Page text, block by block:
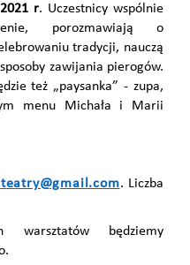
r. Uczestnicy wspólnie
porozmawiają o
tradycji, nauczą
zawijania pierogów.
też „paysanka” - zupa,
menu Michała i Marii
. Liczba
warsztatów będziemy